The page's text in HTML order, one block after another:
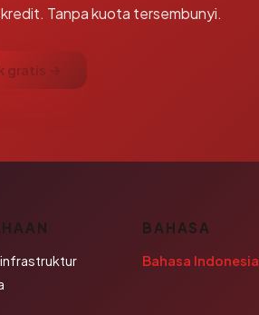
Tanpa kuota tersembunyi.
gratis →
BAHASA
Bahasa Indonesia